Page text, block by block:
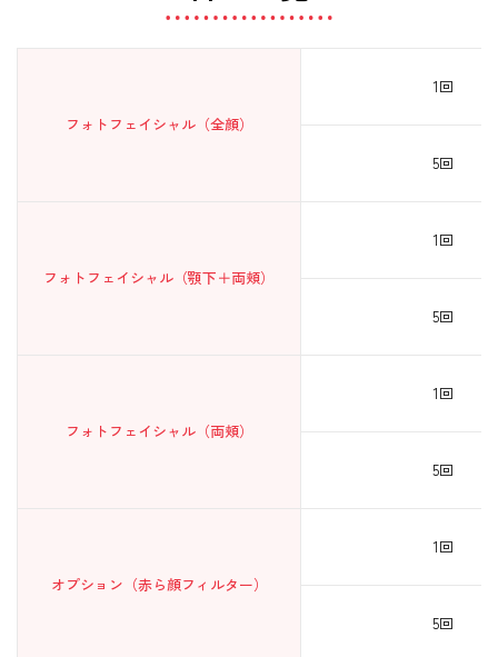
フォトフェイシャル（全顔）
1回
5回
フォトフェイシャル（顎下＋両頬）
1回
5回
フォトフェイシャル（両頬）
1回
5回
オプション（赤ら顔フィルター）
1回
5回